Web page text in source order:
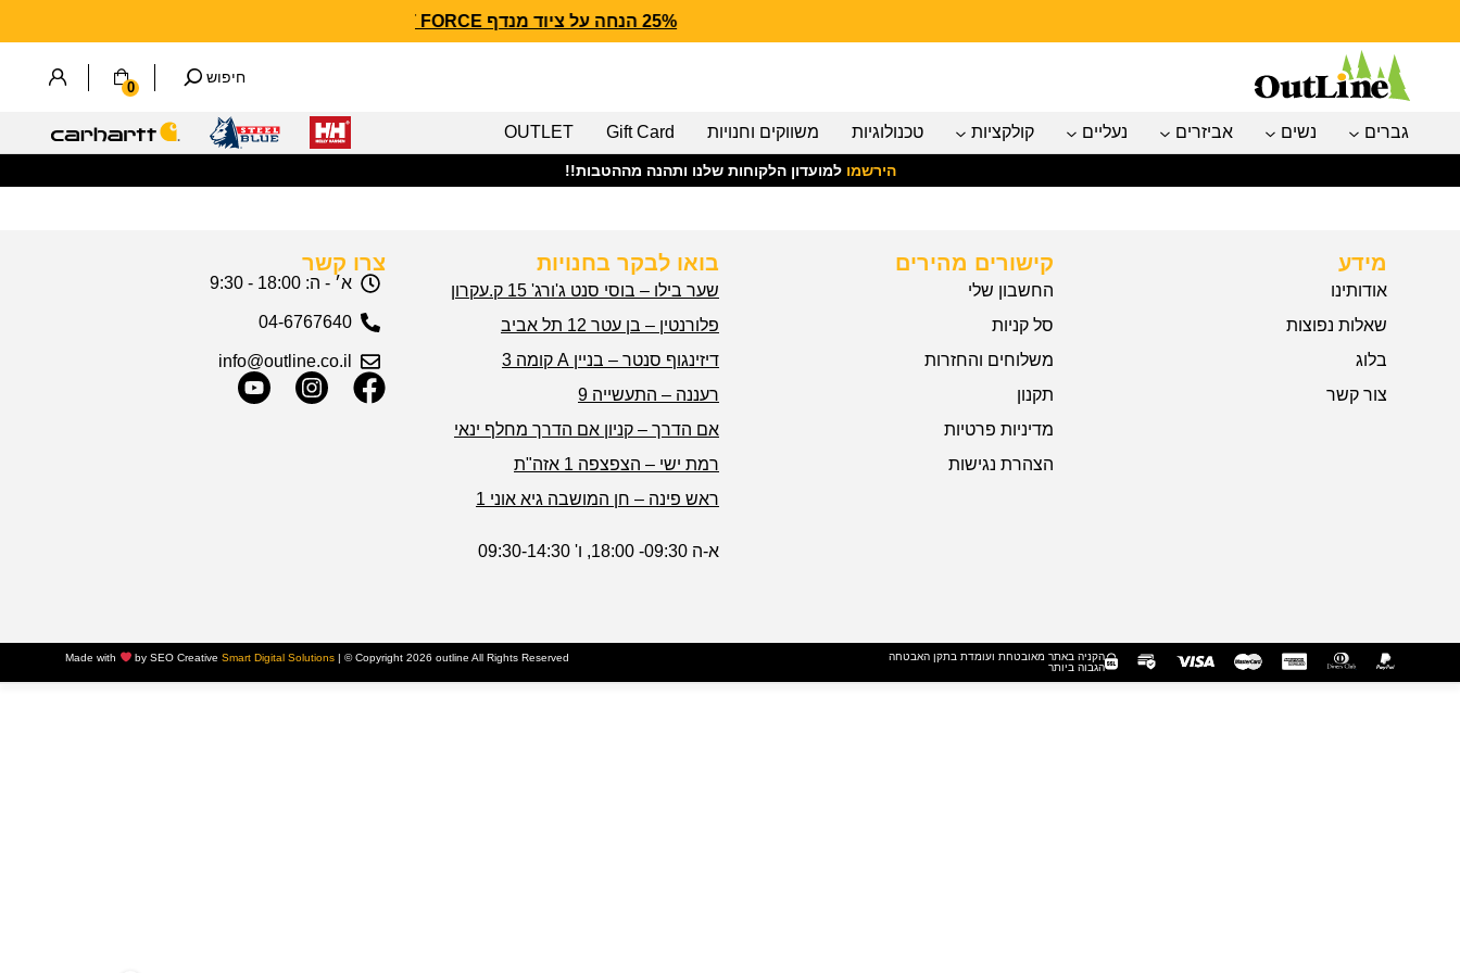
25% הנחה על ציוד מנדף CARHARTT FORCE
חיפוש
0
גברים נשים אביזרים נעליים קולקציות טכנולוגיות משווקים וחנויות Gift Card
OUTLET
הירשמו למועדון הלקוחות שלנו ותהנה מההטבות!!
מידע
אודותינו
שאלות נפוצות
בלוג
צור קשר
קישורים מהירים
החשבון שלי
סל קניות
משלוחים והחזרות
תקנון
מדיניות פרטיות
הצהרת נגישות
בואו לבקר בחנויות
שער בילו – בוסי סנט ג'ורג' 15 ק.עקרון
פלורנטין – בן עטר 12 תל אביב
דיזינגוף סנטר – בניין A קומה 3
רעננה – התעשייה 9
אם הדרך – קניון אם הדרך מחלף ינאי
רמת ישי – הצפצפה 1 אזה"ת
ראש פינה – חן המושבה גיא אוני 1
א-ה 09:30- 18:00, ו' 09:30-14:30
צרו קשר
א׳ - ה: 18:00 - 9:30
04-6767640
info@outline.co.il
הקניה באתר מאובטחת ועומדת בתקן האבטחה
הגבוה ביותר
Made with by SEO CreativeSmart Digital Solutions | © Copyright 2026 outline All Rights Reserved